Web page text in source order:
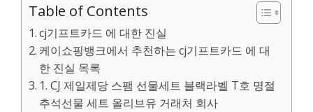
Table of Contents
cj기프트카드 에 대한 진실
케이쇼핑뱅크에서 추천하는 cj기프트카드 에 대
한 진실 목록
1. CJ 제일제당 스팸 선물세트 블랙라벨 T호 명절
추석선물 세트 올리브유 거래처 회사